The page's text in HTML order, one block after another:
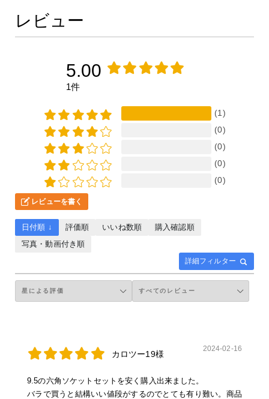
レビュー
5.00
1件
(1)
(0)
(0)
(0)
(0)
レビューを書く
詳細フィルター
日付順 ↓ 評価順 いいね数順
購入確認順
写真・動画付き順
カロツー19様
2024-02-16
9.5の六角ソケットセットを安く購入出来ました。
バラで買うと結構いい値段がするのでとても有り難い。商品